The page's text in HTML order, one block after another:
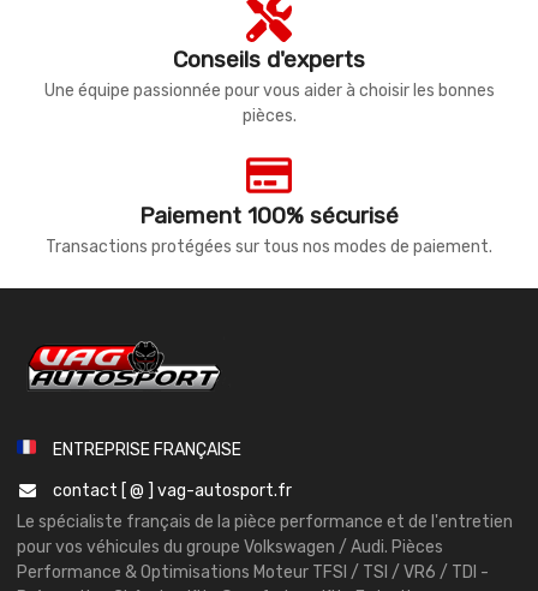
Conseils d'experts
Une équipe passionnée pour vous aider à choisir les bonnes
pièces.
Paiement 100% sécurisé
Transactions protégées sur tous nos modes de paiement.
ENTREPRISE FRANÇAISE
contact [ @ ] vag-autosport.fr
Le spécialiste français de la pièce performance et de l'entretien
pour vos véhicules du groupe Volkswagen / Audi. Pièces
Performance & Optimisations Moteur TFSI / TSI / VR6 / TDI -